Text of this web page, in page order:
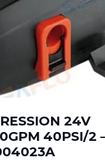
24V
40PSI/2